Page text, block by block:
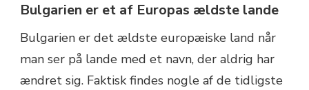
Bulgarien er et af Europas ældste lande
Bulgarien er det ældste europæiske land når
man ser på lande med et navn, der aldrig har
ændret sig. Faktisk findes nogle af de tidligste